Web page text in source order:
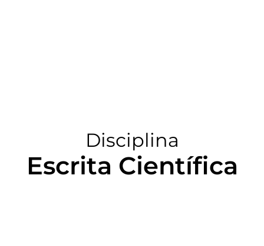
Disciplina
Escrita Científica